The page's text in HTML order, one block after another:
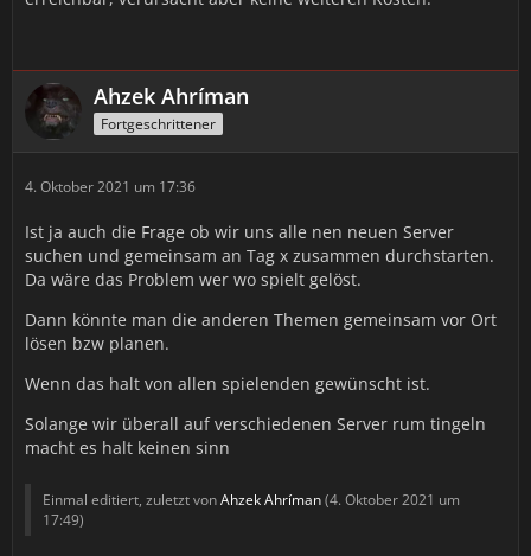
Ahzek Ahríman
Fortgeschrittener
4. Oktober 2021 um 17:36
Ist ja auch die Frage ob wir uns alle nen neuen Server
suchen und gemeinsam an Tag x zusammen durchstarten.
Da wäre das Problem wer wo spielt gelöst.
Dann könnte man die anderen Themen gemeinsam vor Ort
lösen bzw planen.
Wenn das halt von allen spielenden gewünscht ist.
Solange wir überall auf verschiedenen Server rum tingeln
macht es halt keinen sinn
Einmal editiert, zuletzt vonAhzek Ahríman(4. Oktober 2021 um
17:49)